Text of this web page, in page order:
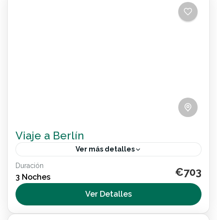
Viaje a Berlín
Ver más detalles
Internacional
2 People
Duración
3 Noches €703
Ver Detalles